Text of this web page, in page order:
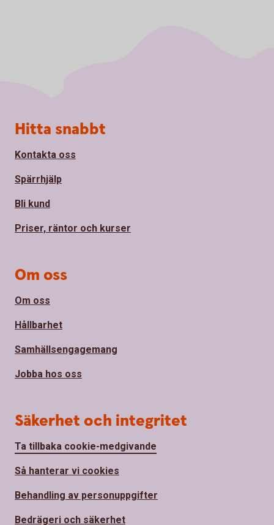
Sidfot
Hitta snabbt
Kontakta oss
Spärrhjälp
Bli kund
Priser, räntor och kurser
Om oss
Om oss
Hållbarhet
Samhällsengagemang
Jobba hos oss
Säkerhet och integritet
Ta tillbaka cookie-medgivande
Så hanterar vi cookies
Behandling av personuppgifter
Bedrägeri och säkerhet